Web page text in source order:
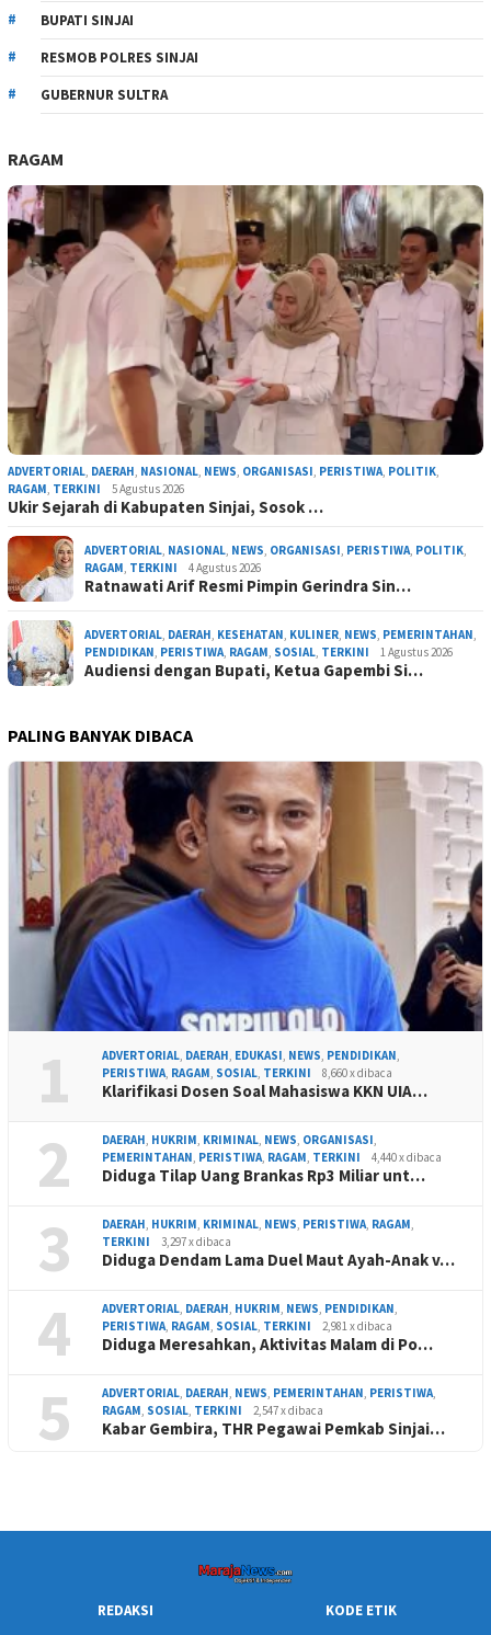
BUPATI SINJAI
RESMOB POLRES SINJAI
GUBERNUR SULTRA
RAGAM
ADVERTORIAL DAERAH NASIONAL NEWS ORGANISASI PERISTIWA POLITIK
RAGAM TERKINI 5 Agustus 2026
Ukir Sejarah di Kabupaten Sinjai, Sosok …
ADVERTORIAL NASIONAL NEWS ORGANISASI PERISTIWA POLITIK
RAGAM TERKINI 4 Agustus 2026
Ratnawati Arif Resmi Pimpin Gerindra Sin…
ADVERTORIAL DAERAH KESEHATAN KULINER NEWS PEMERINTAHAN
PENDIDIKAN PERISTIWA RAGAM SOSIAL TERKINI 1 Agustus 2026
Audiensi dengan Bupati, Ketua Gapembi Si…
PALING BANYAK DIBACA
1 ADVERTORIAL DAERAH EDUKASI NEWS PENDIDIKAN
PERISTIWA RAGAM SOSIAL TERKINI 8,660 x dibaca
Klarifikasi Dosen Soal Mahasiswa KKN UIA…
2 DAERAH HUKRIM KRIMINAL NEWS ORGANISASI
PEMERINTAHAN PERISTIWA RAGAM TERKINI 4,440 x dibaca
Diduga Tilap Uang Brankas Rp3 Miliar unt…
3 DAERAH HUKRIM KRIMINAL NEWS PERISTIWA RAGAM
TERKINI
3,297 x dibaca
Diduga Dendam Lama Duel Maut Ayah-Anak v…
4 ADVERTORIAL DAERAH HUKRIM NEWS PENDIDIKAN
PERISTIWA RAGAM SOSIAL TERKINI 2,981 x dibaca
Diduga Meresahkan, Aktivitas Malam di Po…
5 ADVERTORIAL DAERAH NEWS PEMERINTAHAN PERISTIWA
RAGAM SOSIAL TERKINI 2,547 x dibaca
Kabar Gembira, THR Pegawai Pemkab Sinjai…
REDAKSI
KODE ETIK